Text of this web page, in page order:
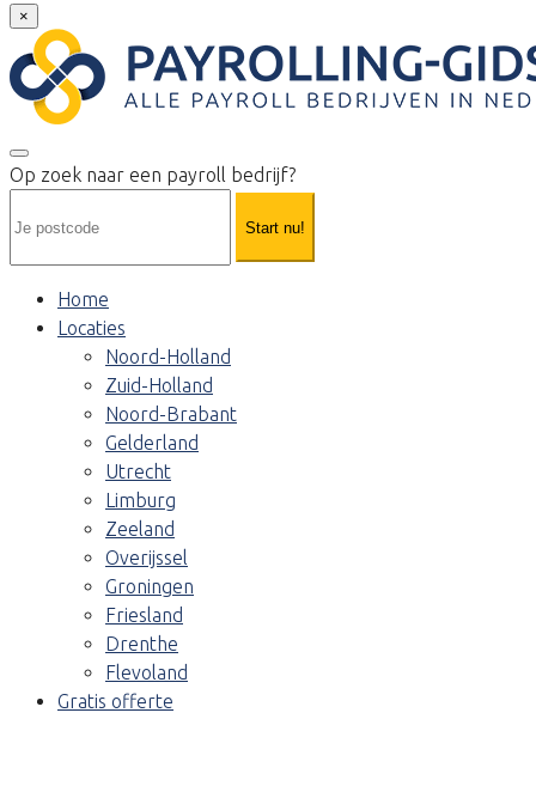
×
Op zoek naar een payroll bedrijf?
Start nu!
Home
Locaties
Noord-Holland
Zuid-Holland
Noord-Brabant
Gelderland
Utrecht
Limburg
Zeeland
Overijssel
Groningen
Friesland
Drenthe
Flevoland
Gratis offerte